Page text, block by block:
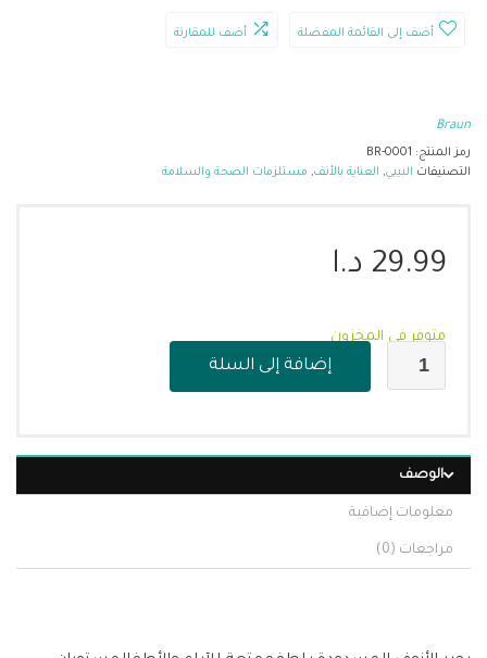
أضف إلى القائمة المفضلة أضف للمقارنة
Braun
رمز المنتج: BR-0001
التصنيفات البيبي, العناية بالأنف, مستلزمات الصحة والسلامة
29.99 د.ا
متوفر في المخزون
إضافة إلى السلة
الوصف
معلومات إضافية
مراجعات (0)